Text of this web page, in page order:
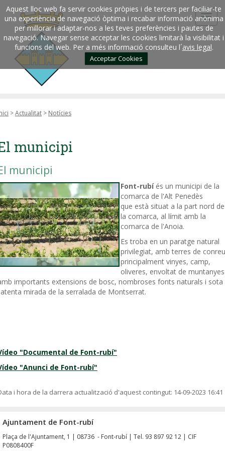
Aquest lloc web fa servir cookies pròpies i de tercers per faciliar-te
una experiència de navegació òptima i recabar informació anònima
per millorar i adaptar-nos a les teves preferències i pautes de
navegació. Navegar sense acceptar les cookies limitarà la visibilitat i
funcions del web. Per a més informació consulteu l´avis legal.
Acceptar Cookies
>Actualitat > Notícies
municipi
municipi
Font-rubíés un municipi de la
comarca de l'Alt Penedès
que està situat a la part nord de
la comarca, al límit amb la
comarca de l'Anoia.
Es troba en un paratge natural
privilegiat, amb terres de
principalment vinyes, camp,
oliveres, envoltat de muntanyes
importants extensions de bosc, nombroses fonts naturals i sota
mirada de la serralada de Montserrat.
"Documental de Font-rubí"
"Anunci de Font-rubí"
i hora de la darrera actualització d'aquest contingut: 14-09-2023 16:41
Ajuntament de Font-rubí
Plaça de l'Ajuntament, 1 | 08736 - Font-rubí | Tel. 93 897 92 12 | CIF
P0808400F